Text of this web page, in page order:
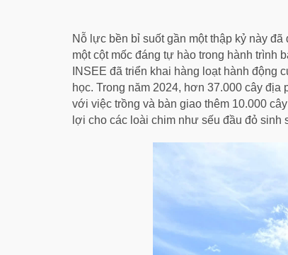
Nỗ lực bền bỉ suốt gần một thập kỷ này
một cột mốc đáng tự hào trong hành trình
INSEE đã triển khai hàng loạt hành động
học. Trong năm 2024, hơn 37.000 cây
với việc trồng và bàn giao thêm 10.000
lợi cho các loài chim như sếu đầu đỏ sinh